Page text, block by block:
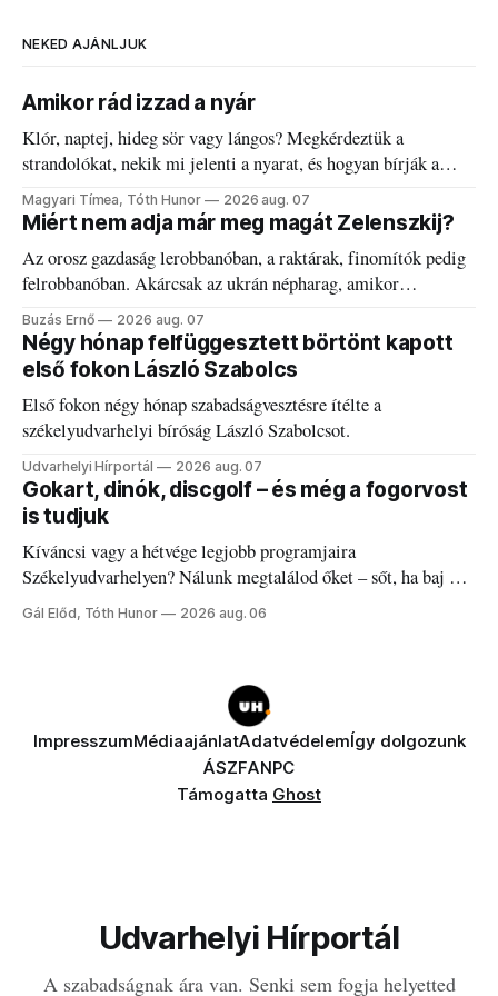
NEKED AJÁNLJUK
Amikor rád izzad a nyár
Klór, naptej, hideg sör vagy lángos? Megkérdeztük a
strandolókat, nekik mi jelenti a nyarat, és hogyan bírják a
kánikulát.
Magyari Tímea, Tóth Hunor 2026 aug. 07
Miért nem adja már meg magát Zelenszkij?
Az orosz gazdaság lerobbanóban, a raktárak, finomítók pedig
felrobbanóban. Akárcsak az ukrán népharag, amikor
elégedetlen vezetőivel.
Buzás Ernő 2026 aug. 07
Négy hónap felfüggesztett börtönt kapott
első fokon László Szabolcs
Első fokon négy hónap szabadságvesztésre ítélte a
székelyudvarhelyi bíróság László Szabolcsot.
Udvarhelyi Hírportál 2026 aug. 07
Gokart, dinók, discgolf – és még a fogorvost
is tudjuk
Kíváncsi vagy a hétvége legjobb programjaira
Székelyudvarhelyen? Nálunk megtalálod őket – sőt, ha baj van
a fogaddal, a fogorvosi ügyeletet is!
Gál Előd, Tóth Hunor 2026 aug. 06
ImpresszumMédiaajánlatAdatvédelemÍgy dolgozunk
ÁSZFANPC
Támogatta Ghost
Udvarhelyi Hírportál
A szabadságnak ára van. Senki sem fogja helyetted